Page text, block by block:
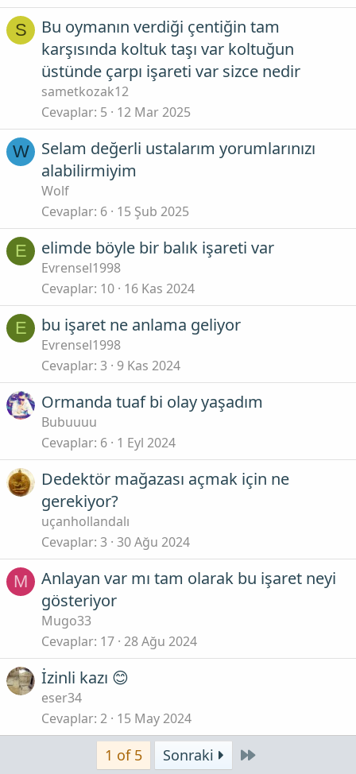
S
Bu oymanın verdiği çentiğin tam
karşısında koltuk taşı var koltuğun
üstünde çarpı işareti var sizce nedir
sametkozak12
Cevaplar 5 12 Mar 2025
W
Selam değerli ustalarım yorumlarınızı
alabilirmiyim
Wolf
Cevaplar 6 15 Şub 2025
E elimde böyle bir balık işareti var
Evrensel1998
Cevaplar 10 16 Kas 2024
E bu işaret ne anlama geliyor
Evrensel1998
Cevaplar 3 9 Kas 2024
Ormanda tuaf bi olay yaşadım
Bubuuuu
Cevaplar 6 1 Eyl 2024
Dedektör mağazası açmak için ne
gerekiyor?
uçanhollandalı
Cevaplar 3 30 Ağu 2024
M
Anlayan var mı tam olarak bu işaret neyi
gösteriyor
Mugo33
Cevaplar 17 28 Ağu 2024
İzinli kazı 😊
eser34
Cevaplar 2 15 May 2024
1 of 5 Sonraki Son